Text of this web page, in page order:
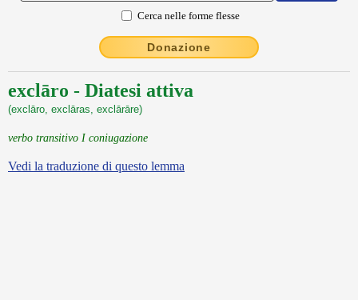
Cerca nelle forme flesse
Donazione
exclāro - Diatesi attiva
(exclāro, exclāras, exclārāre)
verbo transitivo I coniugazione
Vedi la traduzione di questo lemma